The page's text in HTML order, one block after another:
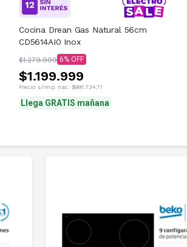
Cocina Drean Gas Natural 56cm
CD5614AI0 Inox
$1.279.999 6
$1.199.999
Precio s/imp. nac. $991.734,71
Llega GRATIS mañana